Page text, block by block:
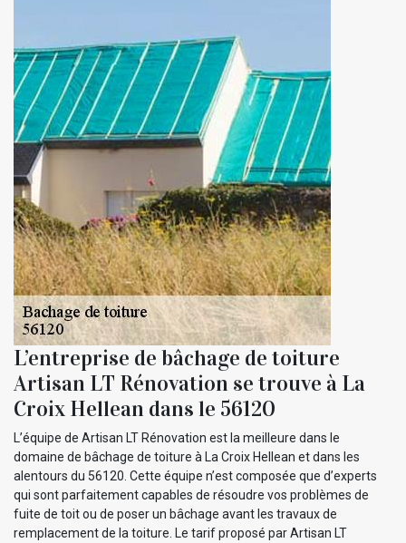
L’entreprise de bâchage de toiture
Artisan LT Rénovation se trouve à La
Croix Hellean dans le 56120
L’équipe de Artisan LT Rénovation est la meilleure dans le
domaine de bâchage de toiture à La Croix Hellean et dans les
alentours du 56120. Cette équipe n’est composée que d’experts
qui sont parfaitement capables de résoudre vos problèmes de
fuite de toit ou de poser un bâchage avant les travaux de
remplacement de la toiture. Le tarif proposé par Artisan LT